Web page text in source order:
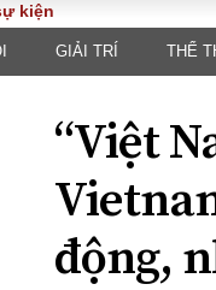
TOÀN CẢNH
Chính sách
Đối thoại
Thế giới
kiện
GIẢI TRÍ THỂ
“Việt
động,